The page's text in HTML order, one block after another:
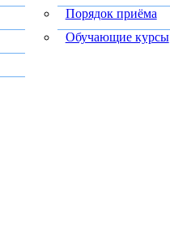
Порядок приёма
Обучающие курсы